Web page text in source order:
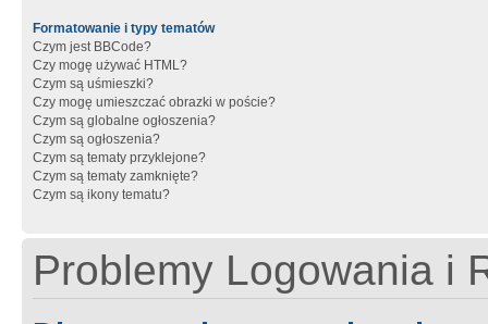
Formatowanie i typy tematów
Czym jest BBCode?
Czy mogę używać HTML?
Czym są uśmieszki?
Czy mogę umieszczać obrazki w poście?
Czym są globalne ogłoszenia?
Czym są ogłoszenia?
Czym są tematy przyklejone?
Czym są tematy zamknięte?
Czym są ikony tematu?
Problemy Logowania i